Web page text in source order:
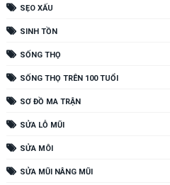
SẸO XẤU
SINH TỒN
SỐNG THỌ
SỐNG THỌ TRÊN 100 TUỔI
SƠ ĐỒ MA TRẬN
SỬA LỖ MŨI
SỬA MÔI
SỬA MŨI NÂNG MŨI